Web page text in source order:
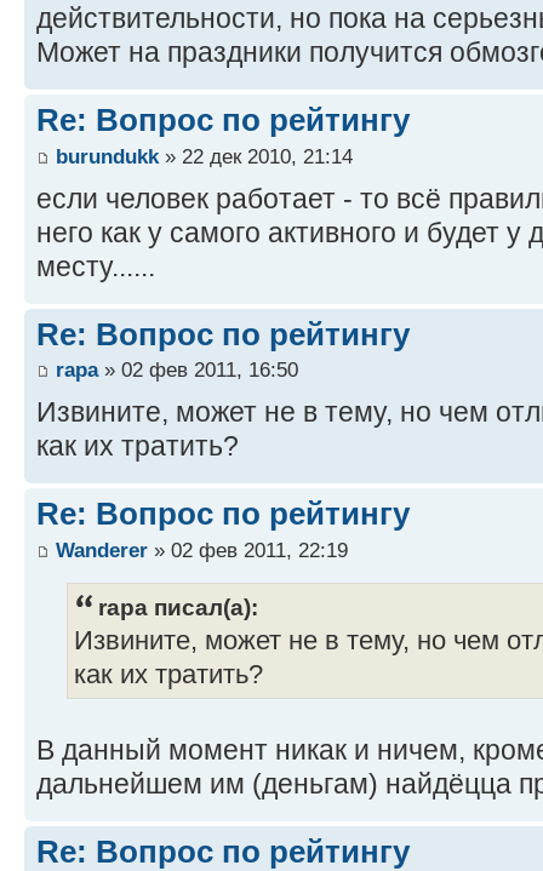
действительности, но пока на
Может на праздники получится
Re: Вопрос по рейтингу
burundukk » 22 дек 2010, 21:14
если человек работает - то всё
него как у самого активного и будет у
месту......
Re: Вопрос по рейтингу
rapa» 02 фев 2011, 16:50
Извините, может не в тему, но чем
как их тратить?
Re: Вопрос по рейтингу
Wanderer » 02 фев 2011, 22:19
rapa писал(а):
Извините, может не в тему, но чем
как их тратить?
В данный момент никак и ничем,
дальнейшем им (деньгам) найдёцца
Re: Вопрос по рейтингу